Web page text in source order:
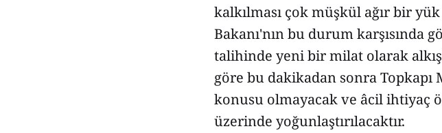
kalkılması çok müşkül ağır bir
Bakanı'nın bu durum karşısında
talihinde yeni bir milat olarak
göre bu dakikadan sonra Topkapı
konusu olmayacak ve âcil ihtiyaç
üzerinde yoğunlaştırılacaktır.